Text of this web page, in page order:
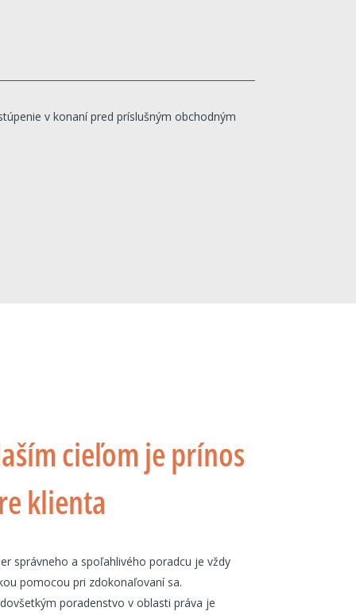
v konaní pred príslušným obchodným
cieľom je prínos
klienta
správneho a spoľahlivého poradcu je vždy
pomocou pri zdokonaľovaní sa.
poradenstvo v oblasti práva je